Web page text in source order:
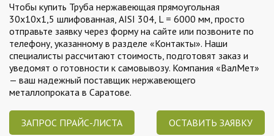
Чтобы купить Труба нержавеющая прямоугольная
30х10х1,5 шлифованная, AISI 304, L = 6000 мм, просто
отправьте заявку через форму на сайте или позвоните по
телефону, указанному в разделе «Контакты». Наши
специалисты рассчитают стоимость, подготовят заказ и
уведомят о готовности к самовывозу. Компания «ВалМет»
— ваш надежный поставщик нержавеющего
металлопроката в Саратове.
ЗАПРОС ПРАЙС-ЛИСТА ОСТАВИТЬ ЗАЯВКУ